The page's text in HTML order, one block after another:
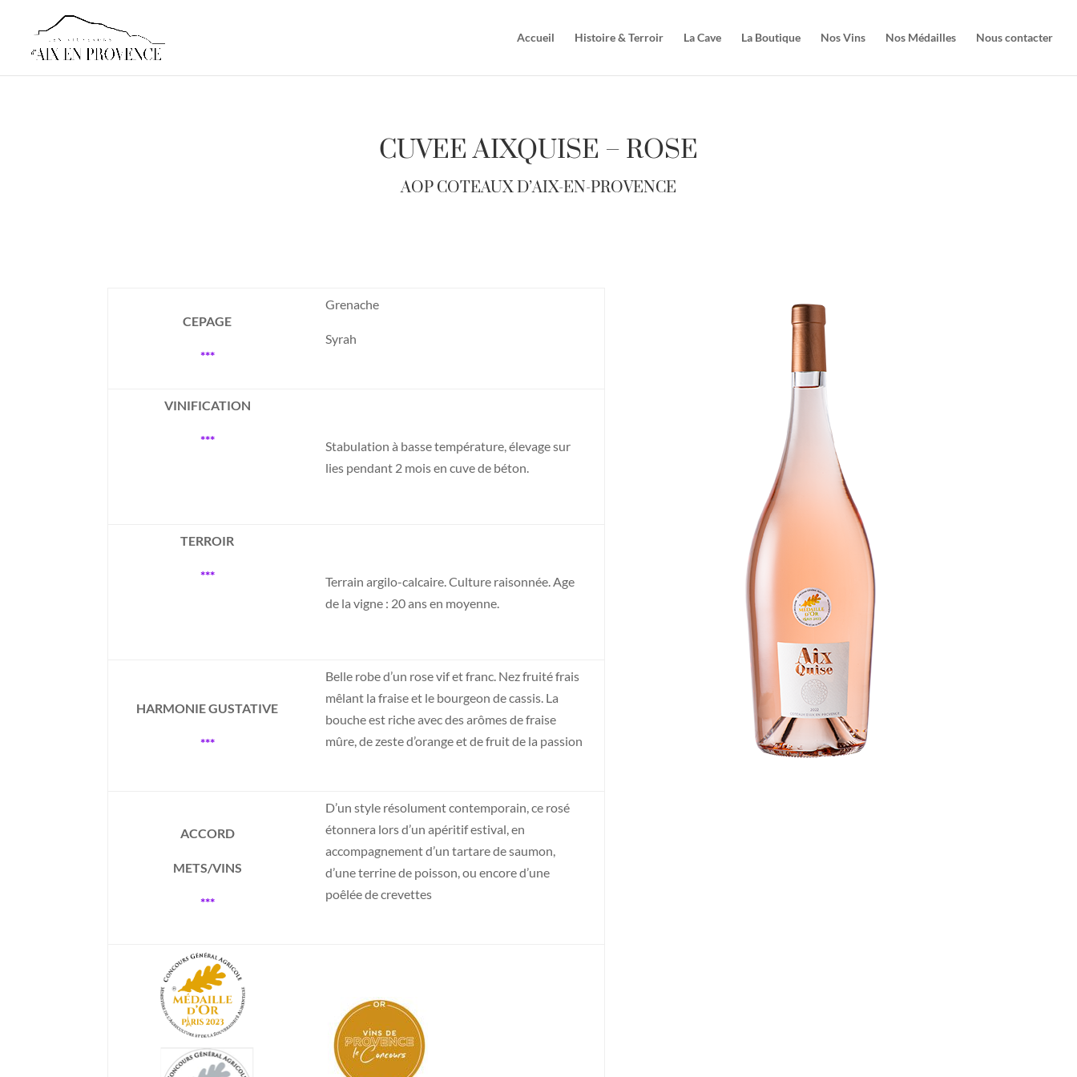
Accueil Histoire & Terroir La Cave La Boutique Nos Vins Nos Médailles Nous contacter
CUVEE AIXQUISE – ROSE
AOP COTEAUX D’AIX-EN-PROVENCE
CEPAGE
***
Grenache
Syrah
VINIFICATION
***
Stabulation à basse température, élevage sur
lies pendant 2 mois en cuve de béton.
TERROIR
***
Terrain argilo-calcaire. Culture raisonnée. Age
de la vigne : 20 ans en moyenne.
HARMONIE GUSTATIVE
***
Belle robe d’un rose vif et franc. Nez fruité frais
mêlant la fraise et le bourgeon de cassis. La
bouche est riche avec des arômes de fraise
mûre, de zeste d’orange et de fruit de la passion
ACCORD
METS/VINS
***
D’un style résolument contemporain, ce rosé
étonnera lors d’un apéritif estival, en
accompagnement d’un tartare de saumon,
d’une terrine de poisson, ou encore d’une
poêlée de crevettes